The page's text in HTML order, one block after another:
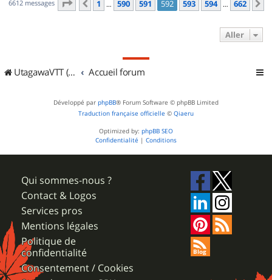
6612 messages Page 592 sur662
Précédent
1 … 590 591 592 593 594 … 662
Aller
UtagawaVTT (Randos VTT et VTTAE avec traces GPS) Accueil forum
Développé par phpBB® Forum Software © phpBB Limited
Traduction française officielle © Qiaeru
Optimized by: phpBB SEO
Confidentialité | Conditions
Qui sommes-nous ?
Contact & Logos
Services pros
Mentions légales
Politique de
confidentialité
Consentement / Cookies